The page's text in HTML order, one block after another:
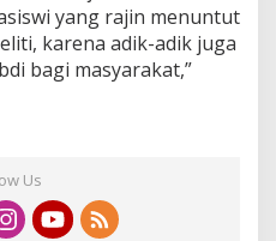
yang rajin menuntut
karena adik-adik juga
bagi masyarakat,”
Us